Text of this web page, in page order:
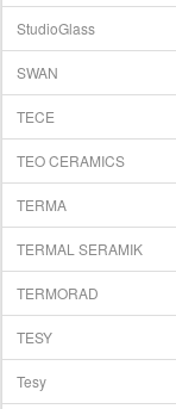
StudioGlass
SWAN
TECE
TEO CERAMICS
TERMA
TERMAL SERAMIK
TERMORAD
TESY
Tesy